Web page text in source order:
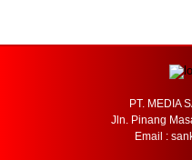
PT. MEDIA
Jln. Pinang
Email :